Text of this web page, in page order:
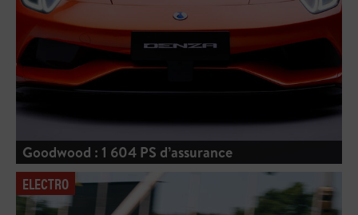
Goodwood : 1 604 PS d’assurance
ELECTRO